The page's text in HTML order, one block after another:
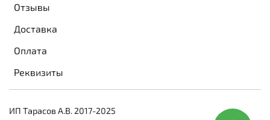
Отзывы
Доставка
Оплата
Реквизиты
ИП Тарасов А.В. 2017-2025